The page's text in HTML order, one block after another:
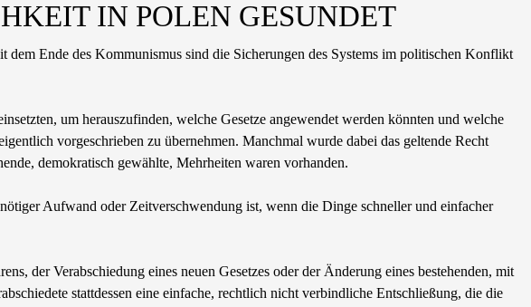
IN POLEN GESUNDET
Ende des Kommunismus sind die Sicherungen des Systems im politischen Konflikt
um herauszufinden, welche Gesetze angewendet werden könnten und welche
vorgeschrieben zu übernehmen. Manchmal wurde dabei das geltende Recht
demokratisch gewählte, Mehrheiten waren vorhanden.
Aufwand oder Zeitverschwendung ist, wenn die Dinge schneller und einfacher
der Verabschiedung eines neuen Gesetzes oder der Änderung eines bestehenden, mit
stattdessen eine einfache, rechtlich nicht verbindliche Entschließung, die die